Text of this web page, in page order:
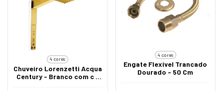
4 cores
Chuveiro Lorenzetti Acqua
Century - Branco com c -
4 cores
Engate Flexível Trancado
Dourado - 50 Cm